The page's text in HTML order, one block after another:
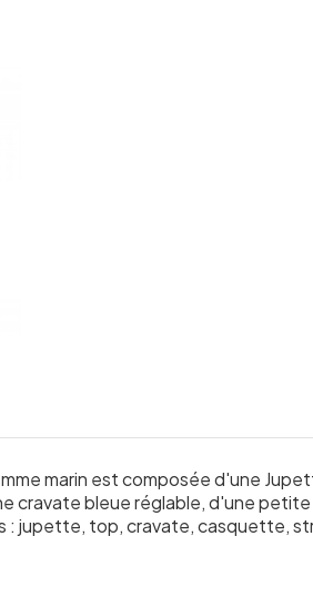
marin est composée d'une
cravate bleue réglable, d'une
: jupette, top, cravate, casquette,